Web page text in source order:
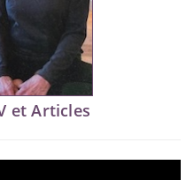
et Articles